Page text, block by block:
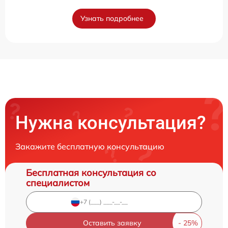
Узнать подробнее
Нужна консультация?
Закажите бесплатную консультацию
Бесплатная консультация со
специалистом
Оставить заявку